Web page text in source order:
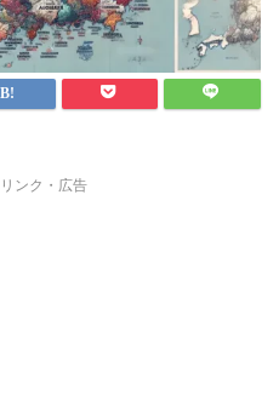
ンク・広告